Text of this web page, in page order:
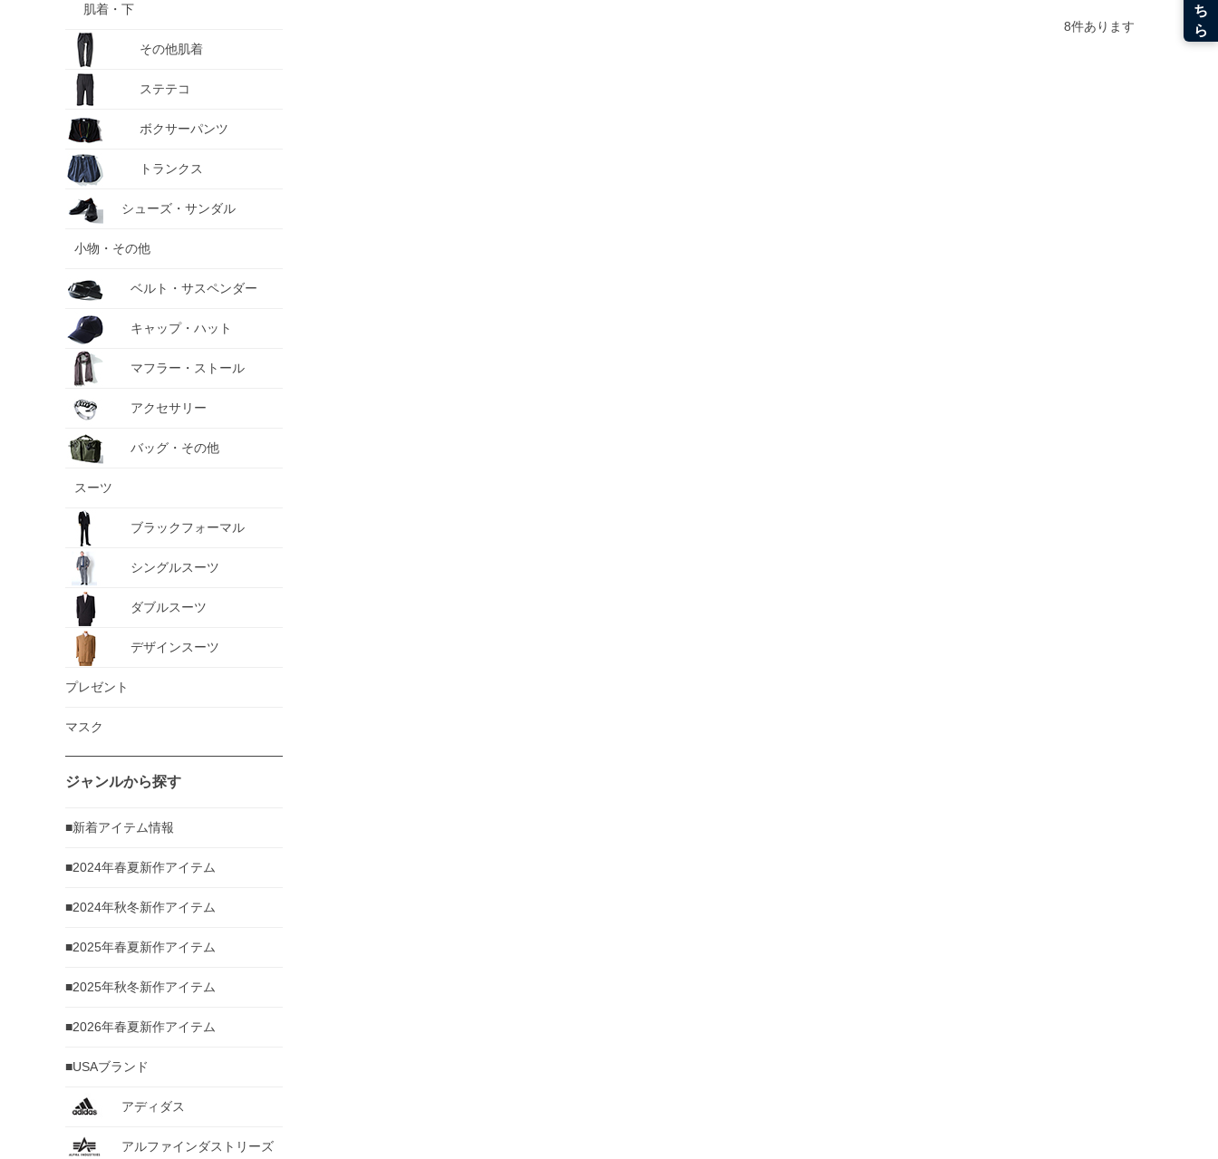
肌着・下
その他肌着
ステテコ
ボクサーパンツ
トランクス
シューズ・サンダル
小物・その他
ベルト・サスペンダー
キャップ・ハット
マフラー・ストール
アクセサリー
バッグ・その他
スーツ
ブラックフォーマル
シングルスーツ
ダブルスーツ
デザインスーツ
プレゼント
マスク
ジャンルから探す
■新着アイテム情報
■2024年春夏新作アイテム
■2024年秋冬新作アイテム
■2025年春夏新作アイテム
■2025年秋冬新作アイテム
■2026年春夏新作アイテム
■USAブランド
アディダス
アルファインダストリーズ
8件あります